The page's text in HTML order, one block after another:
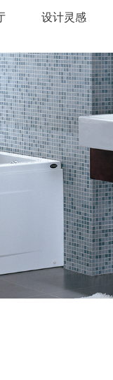
设计灵感